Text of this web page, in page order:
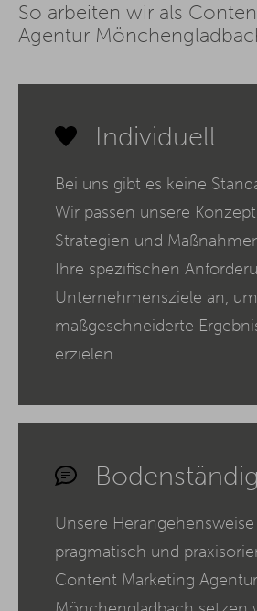
So arbeiten wir als
Agentur
Individuell
Bei uns gibt es keine
Wir passen unsere
Strategien und
Ihre spezifischen
Unternehmensziele an, um
maßgeschneiderte
erzielen.
Bodenständig
Unsere
pragmatisch und
Content Marketing